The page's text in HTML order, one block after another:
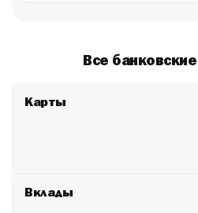
Все
Карты
Вклады